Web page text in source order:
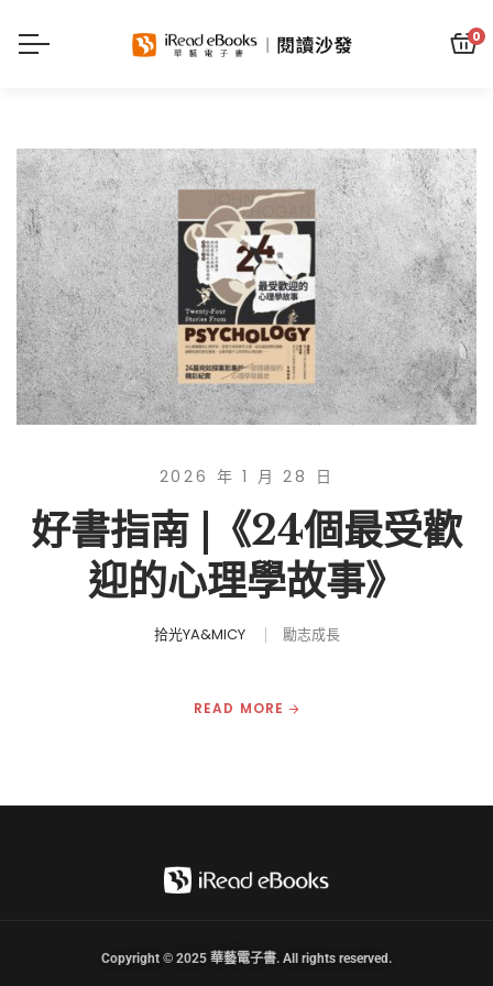
0
2026 年 1 月 28 日
好書指南 |《24個最受歡
迎的心理學故事》
拾光YA&MICY 勵志成長
READ MORE
Copyright © 2025 華藝電子書. All rights reserved.